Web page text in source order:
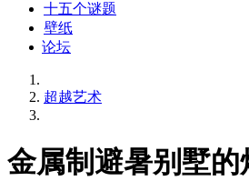
十五个谜题
壁纸
论坛
超越艺术
金属制避暑别墅的